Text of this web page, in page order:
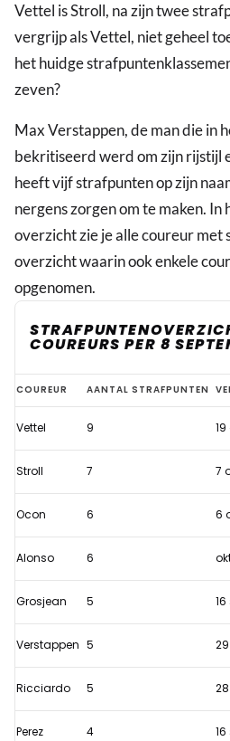
Vettel is Stroll, na zijn twee
vergrijp als Vettel, niet geheel
het huidge
zeven?
Max Verstappen, de man die in
bekritiseerd werd om zijn rijstijl
heeft vijf strafpunten op zijn
nergens zorgen om te maken.
overzicht zie je alle coureur met
overzicht waarin ook enkele
opgenomen.
COUREURS PER 8
Sebastian
Vettel
op
randje
schorsing
in
Formule
COUREUR AANTAL STRAFPUNTEN
Vettel 9
Stroll 7 7
Ocon 6 6
Alonso 6
Grosjean 5
Verstappen 5
Ricciardo 5
Perez 4